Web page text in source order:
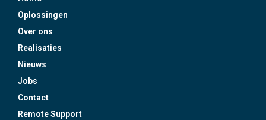
Oplossingen
Over ons
Realisaties
Nieuws
Jobs
Contact
Remote Support